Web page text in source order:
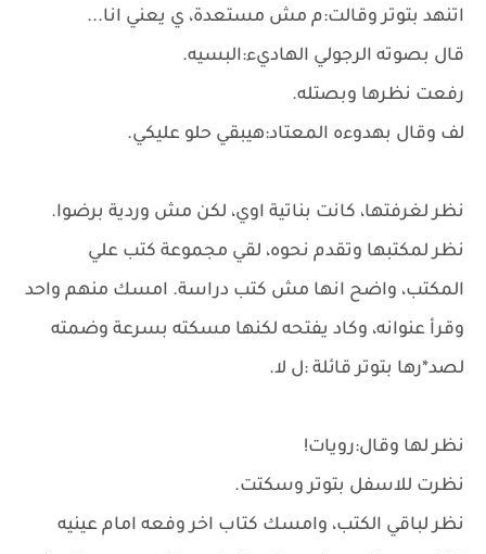
اتنهد بتوتر وقالت:م مش مستعدة، ي يعني انا...
قال بصوته الرجولي الهاديء:البسيه.
رفعت نظرها وبصتله.
لف وقال بهدوءه المعتاد:هيبقي حلو عليكي.
نظر لغرفتها، كانت بناتية اوي، لكن مش وردية برضوا.
نظر لمكتبها وتقدم نحوه، لقي مجموعة كتب علي
المكتب، واضح انها مش كتب دراسة. امسك منهم واحد
وقرأ عنوانه، وكاد يفتحه لكنها مسكته بسرعة وضمته
لصد*رها بتوتر قائلة :ل لا.
نظر لها وقال:رويات!
نظرت للاسفل بتوتر وسكتت.
نظر لباقي الكتب، وامسك كتاب اخر وفعه امام عينيه